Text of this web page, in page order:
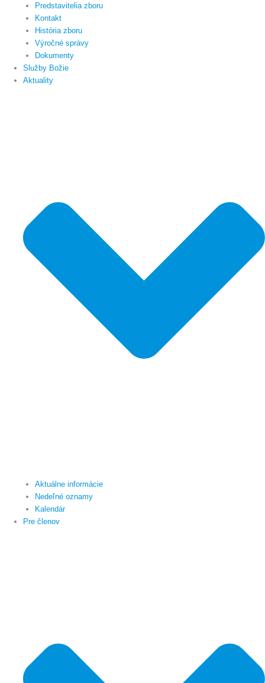
Predstavitelia zboru
Kontakt
História zboru
Výročné správy
Dokumenty
Služby Božie
Aktuality
Aktuálne informácie
Nedeľné oznamy
Kalendár
Pre členov